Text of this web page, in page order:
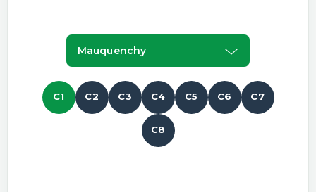
Mauquenchy
C1 C2 C3 C4 C5 C6 C7
C8